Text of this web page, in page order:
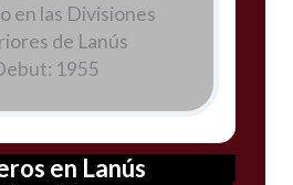
en las Divisiones
de Lanús
1955
en Lanús